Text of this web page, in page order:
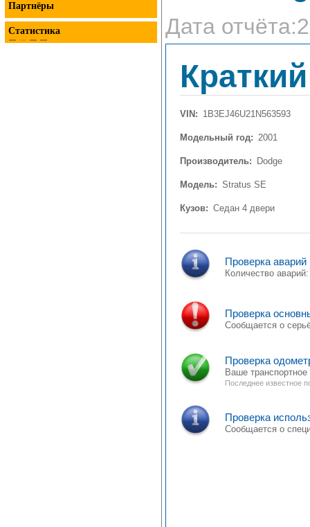
Партнёры
Статистика
Дата
VIN: 1B3EJ46U21N563593
Модельный год: 2001
Производитель: Dodge
Модель: Stratus SE
Кузов: Седан 4 двери
Проверка аварий
Количество
Проверка
Сообщается о
Проверка
Ваше
Последнее известное
Проверка
Сообщается о